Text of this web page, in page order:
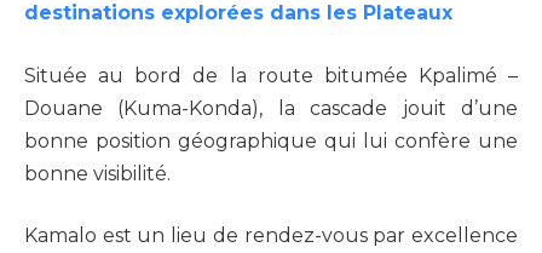
destinations explorées dans les Plateaux
Située au bord de la route bitumée Kpalimé –
Douane (Kuma-Konda), la cascade jouit d’une
bonne position géographique qui lui confère une
bonne visibilité.
Kamalo est un lieu de rendez-vous par excellence